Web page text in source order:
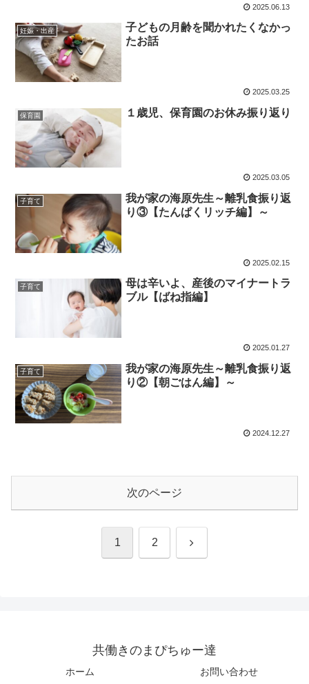
2025.06.13
妊娠・出産
子どもの月齢を聞かれたくなかっ
たお話
2025.03.25
保育園 １歳児、保育園のお休み振り返り
2025.03.05
子育て
我が家の海原先生～離乳食振り返
り③【たんぱくリッチ編】～
2025.02.15
子育て
母は辛いよ、産後のマイナートラ
ブル【ばね指編】
2025.01.27
子育て
我が家の海原先生～離乳食振り返
り②【朝ごはん編】～
2024.12.27
次のページ
1 2 次
共働きのまぴちゅー達
ホーム お問い合わせ